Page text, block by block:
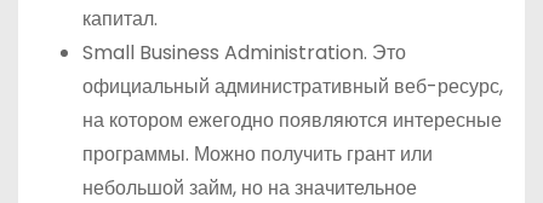
капитал.
Small Business Administration. Это
официальный административный веб-ресурс,
на котором ежегодно появляются интересные
программы. Можно получить грант или
небольшой займ, но на значительное